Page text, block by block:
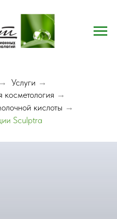
→ Услуги →
→
кислоты →
Sculptra